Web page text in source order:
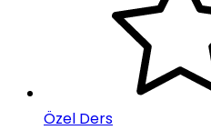
Özel Ders